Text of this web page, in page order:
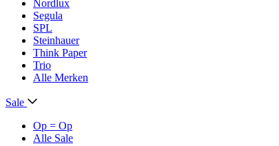
Nordlux
Segula
SPL
Steinhauer
Think Paper
Trio
Alle Merken
Sale
Op = Op
Alle Sale